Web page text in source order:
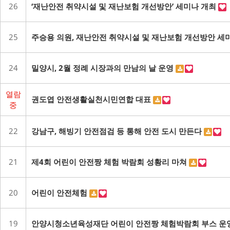
26 ‘재난안전 취약시설 및 재난보험 개선방안’ 세미나 개최
25 주승용 의원, 재난안전 취약시설 및 재난보험 개선방안 세
24 밀양시, 2월 정례 시장과의 만남의 날 운영
열람
중
권도엽 안전생활실천시민연합 대표
22 강남구, 해빙기 안전점검 등 통해 안전 도시 만든다
21 제4회 어린이 안전짱 체험 박람회 성황리 마쳐
20 어린이 안전체험
19 안양시청소년육성재단 어린이 안전짱 체험박람회 부스 운